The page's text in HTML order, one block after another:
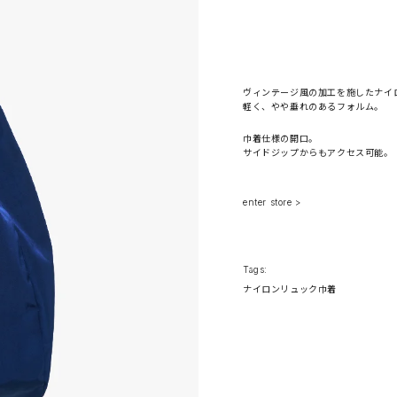
ヴィンテージ風の加工を施したナイ
軽く、やや垂れのあるフォルム。
巾着仕様の開口。
サイドジップからもアクセス可能。
enter store >
Tags:
ナイロン リュック 巾着